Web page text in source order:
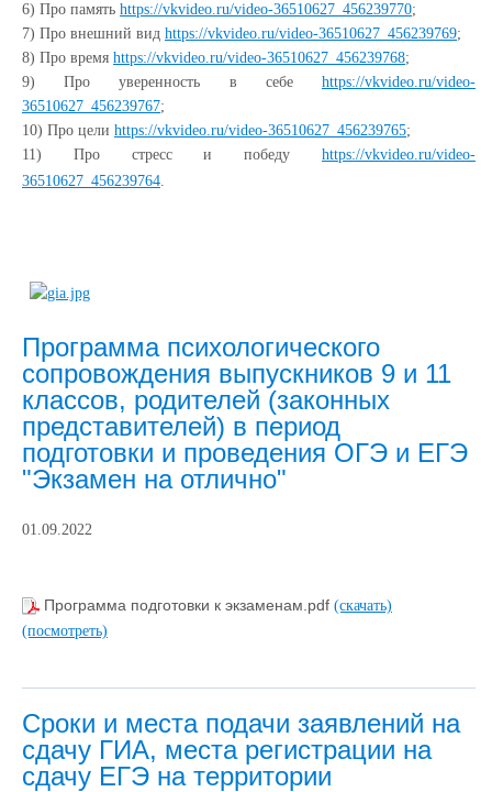
6) Про память https://vkvideo.ru/video-36510627_456239770;
7) Про внешний вид https://vkvideo.ru/video-36510627_456239769;
8) Про время https://vkvideo.ru/video-36510627_456239768;
9) Про уверенность в себе https://vkvideo.ru/video-
36510627_456239767;
10) Про цели https://vkvideo.ru/video-36510627_456239765;
11) Про стресс и победу https://vkvideo.ru/video-
36510627_456239764.
Программа психологического
сопровождения выпускников 9 и 11
классов, родителей (законных
представителей) в период
подготовки и проведения ОГЭ и ЕГЭ
"Экзамен на отлично"
01.09.2022
Программа подготовки к экзаменам.pdf (скачать)
(посмотреть)
Сроки и места подачи заявлений на
сдачу ГИА, места регистрации на
сдачу ЕГЭ на территории